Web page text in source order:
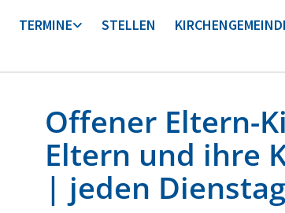
TERMINE STELLEN
Offener Eltern-
Eltern und ihre
| jeden Dienstag